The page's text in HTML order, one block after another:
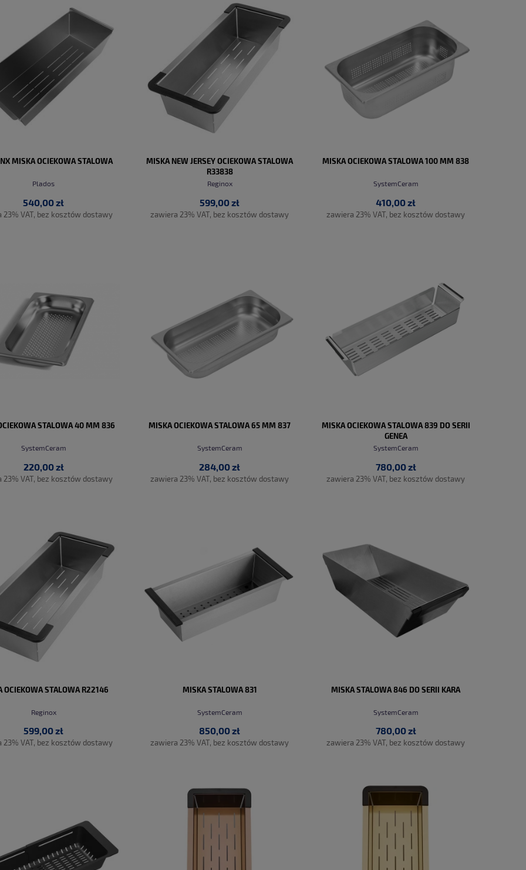
DO KOSZYKA DO KOSZYKA
MISKA OCIEKOWA STALOWA
Plados
540,00 zł
23% VAT, bez kosztów dostawy
MISKA NEW JERSEY OCIEKOWA STALOWA
R33838
Reginox
599,00 zł
zawiera 23% VAT, bez kosztów dostawy
MISKA OCIEKOWA STALOWA 100 MM 838
SystemCeram
410,00 zł
zawiera 23% VAT, bez kosztów dostawy
STALOWA 40 MM 836
SystemCeram
220,00 zł
23% VAT, bez kosztów dostawy
DO KOSZYKA
MISKA OCIEKOWA STALOWA 65 MM 837
SystemCeram
284,00 zł
zawiera 23% VAT, bez kosztów dostawy
MISKA OCIEKOWA STALOWA 839 DO SERII
GENEA
SystemCeram
780,00 zł
zawiera 23% VAT, bez kosztów dostawy
DO KOSZYKA
OCIEKOWA STALOWA R22146
Reginox
599,00 zł
23% VAT, bez kosztów dostawy
MISKA STALOWA 831
SystemCeram
850,00 zł
zawiera 23% VAT, bez kosztów dostawy
DO KOSZYKA
MISKA STALOWA 846 DO SERII KARA
SystemCeram
780,00 zł
zawiera 23% VAT, bez kosztów dostawy
DO KOSZYKA